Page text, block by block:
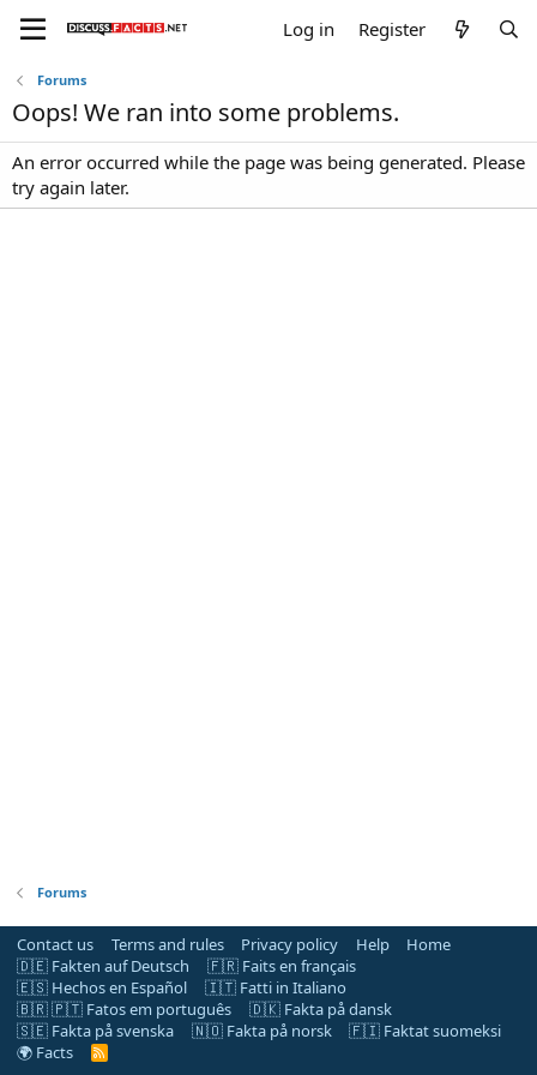
Log in Register
Forums
Oops! We ran into some problems.
An error occurred while the page was being generated. Please
try again later.
Forums
Contact us Terms and rules Privacy policy Help
Home
🇩🇪 Fakten auf Deutsch
🇫🇷 Faits en français
🇪🇸 Hechos en Español
🇮🇹 Fatti in Italiano
🇧🇷 🇵🇹 Fatos em português
🇩🇰 Fakta på dansk
🇸🇪 Fakta på svenska
🇳🇴 Fakta på norsk
🇫🇮 Faktat suomeksi
🌍 Facts
R